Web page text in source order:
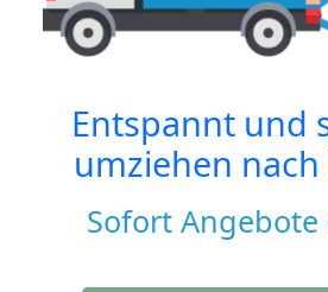
Entspannt und
umziehen nach
Sofort